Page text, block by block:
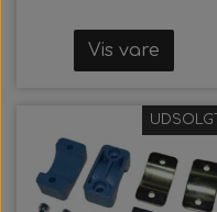
Vis vare
UDSOLGT